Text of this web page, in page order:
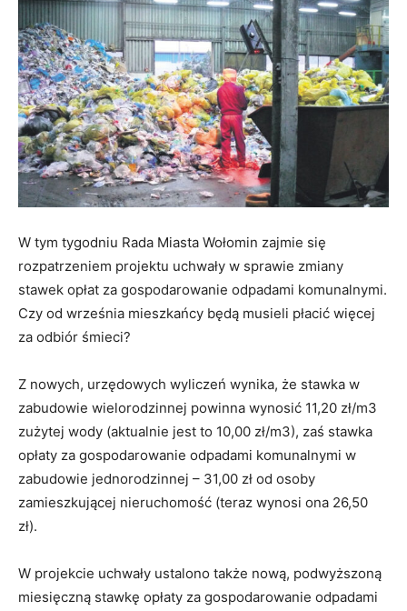
W tym tygodniu Rada Miasta Wołomin zajmie się
rozpatrzeniem projektu uchwały w sprawie zmiany
stawek opłat za gospodarowanie odpadami komunalnymi.
Czy od września mieszkańcy będą musieli płacić więcej
za odbiór śmieci?
Z nowych, urzędowych wyliczeń wynika, że stawka w
zabudowie wielorodzinnej powinna wynosić 11,20 zł/m3
zużytej wody (aktualnie jest to 10,00 zł/m3), zaś stawka
opłaty za gospodarowanie odpadami komunalnymi w
zabudowie jednorodzinnej – 31,00 zł od osoby
zamieszkującej nieruchomość (teraz wynosi ona 26,50
zł).
W projekcie uchwały ustalono także nową, podwyższoną
miesięczną stawkę opłaty za gospodarowanie odpadami